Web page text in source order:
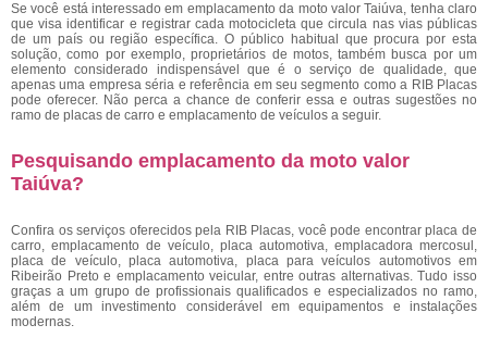
Se você está interessado em emplacamento da moto valor Taiúva, tenha claro
que visa identificar e registrar cada motocicleta que circula nas vias públicas
de um país ou região específica. O público habitual que procura por esta
solução, como por exemplo, proprietários de motos, também busca por um
elemento considerado indispensável que é o serviço de qualidade, que
apenas uma empresa séria e referência em seu segmento como a RIB Placas
pode oferecer. Não perca a chance de conferir essa e outras sugestões no
ramo de placas de carro e emplacamento de veículos a seguir.
Pesquisando emplacamento da moto valor
Taiúva?
Confira os serviços oferecidos pela RIB Placas, você pode encontrar placa de
carro, emplacamento de veículo, placa automotiva, emplacadora mercosul,
placa de veículo, placa automotiva, placa para veículos automotivos em
Ribeirão Preto e emplacamento veicular, entre outras alternativas. Tudo isso
graças a um grupo de profissionais qualificados e especializados no ramo,
além de um investimento considerável em equipamentos e instalações
modernas.